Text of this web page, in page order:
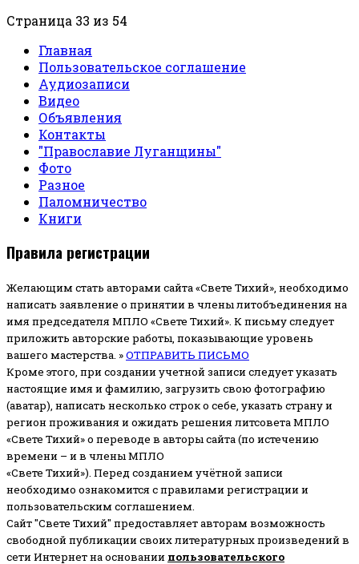
Страница 33 из 54
Главная
Пользовательское соглашение
Аудиозаписи
Видео
Объявления
Контакты
"Православие Луганщины"
Фото
Разное
Паломничество
Книги
Правила регистрации
Желающим стать авторами сайта «Свете Тихий», необходимо
написать заявление о принятии в члены литобъединения на
имя председателя МПЛО «Свете Тихий». К письму следует
приложить авторские работы, показывающие уровень
вашего мастерства. »ОТПРАВИТЬ ПИСЬМО
Кроме этого, при создании учетной записи следует указать
настоящие имя и фамилию, загрузить свою фотографию
(аватар), написать несколько строк о себе, указать страну и
регион проживания и ожидать решения литсовета МПЛО
«Свете Тихий» о переводе в авторы сайта (по истечению
времени – и в члены МПЛО
«Свете Тихий»). Перед созданием учётной записи
необходимо ознакомится с правилами регистрации и
пользовательским соглашением.
Сайт "Свете Тихий" предоставляет авторам возможность
свободной публикации своих литературных произведений в
сети Интернет на основании пользовательского